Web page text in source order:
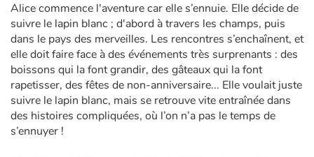
Coups de coeur
Alice commence l'aventure car elle s’ennuie. Elle décide de
suivre le lapin blanc ; d'abord à travers les champs, puis
dans le pays des merveilles. Les rencontres s’enchaînent, et
elle doit faire face à des événements très surprenants : des
boissons qui la font grandir, des gâteaux qui la font
rapetisser, des fêtes de non-anniversaire... Elle voulait juste
suivre le lapin blanc, mais se retrouve vite entraînée dans
des histoires compliquées, où l’on n’a pas le temps de
s’ennuyer !